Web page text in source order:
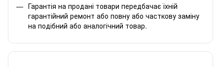
Гарантія на продані товари передбачає їхній
гарантійний ремонт або повну або часткову заміну
на подібний або аналогічний товар.